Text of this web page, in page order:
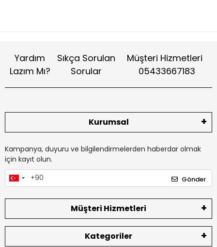
Yardım
Lazım Mı?
Sıkça Sorulan
Sorular
Müşteri Hizmetleri
05433667183
Kurumsal
Kampanya, duyuru ve bilgilendirmelerden haberdar olmak
için kayıt olun.
Gönder
Müşteri Hizmetleri
Kategoriler